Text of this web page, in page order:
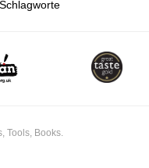
Schlagworte
Tools, Books.